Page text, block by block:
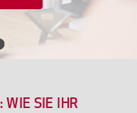
WIE SIE IHR